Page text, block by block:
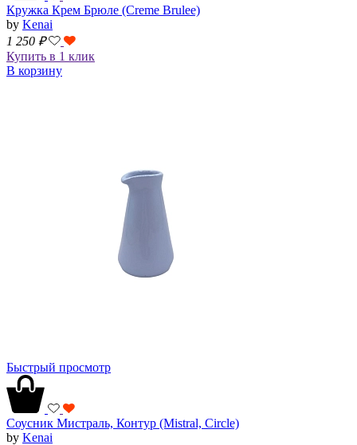
Кружка Крем Брюле (Creme Brulee)
by Kenai
1 250 ₽
Купить в 1 клик
В корзину
Быстрый просмотр
Соусник Мистраль, Контур (Mistral, Circle)
by Kenai